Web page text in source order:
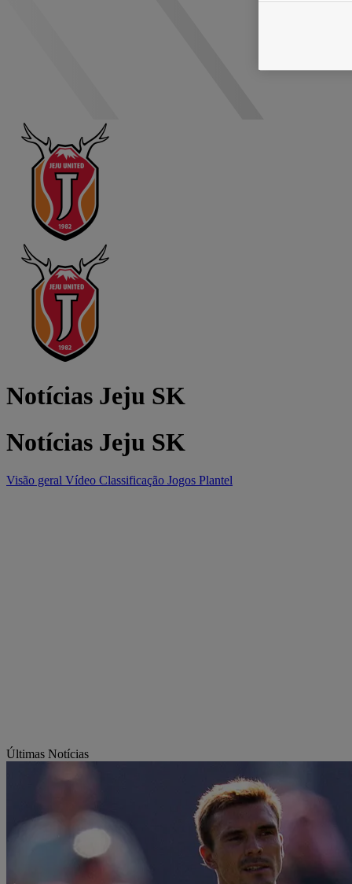
Notícias Jeju SK
Notícias Jeju SK
Visão geral Vídeo Classificação Jogos Plantel
Últimas Notícias